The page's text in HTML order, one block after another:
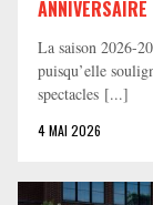
ANNIVERSAIRE
La saison 2026-
puisqu’elle
spectacles [...]
4 MAI 2026